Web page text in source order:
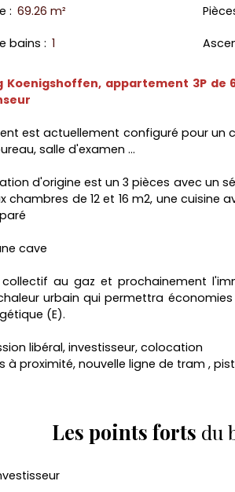
: 69.26 m²
bains : 1
Koenigshoffen, appartement 3P de
est actuellement configuré pour un
salle d'examen ...
d'origine est un 3 pièces avec un
chambres de 12 et 16 m2, une cuisine
cave
au gaz et prochainement
urbain qui permettra
(E).
libéral, investisseur, colocation
à proximité, nouvelle ligne de tram ,
Les points forts du